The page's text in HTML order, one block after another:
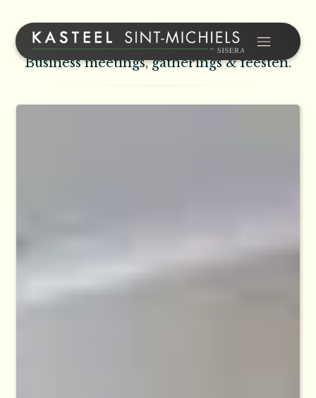
VOOR BEDRIJVEN
Business meetings, gatherings & feesten.